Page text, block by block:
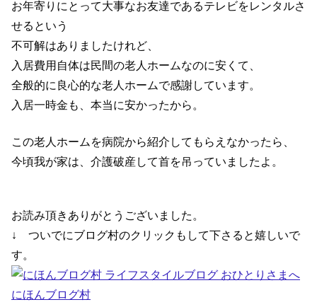
お年寄りにとって大事なお友達であるテレビをレンタルさ
せるという
不可解はありましたけれど、
入居費用自体は民間の老人ホームなのに安くて、
全般的に良心的な老人ホームで感謝しています。
入居一時金も、本当に安かったから。
この老人ホームを病院から紹介してもらえなかったら、
今頃我が家は、介護破産して首を吊っていましたよ。
お読み頂きありがとうございました。
↓ ついでにブログ村のクリックもして下さると嬉しいで
す。
にほんブログ村